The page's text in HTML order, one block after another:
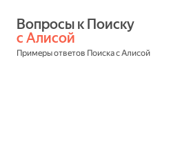
с Алисой
Примеры ответов Поиска с Алисой